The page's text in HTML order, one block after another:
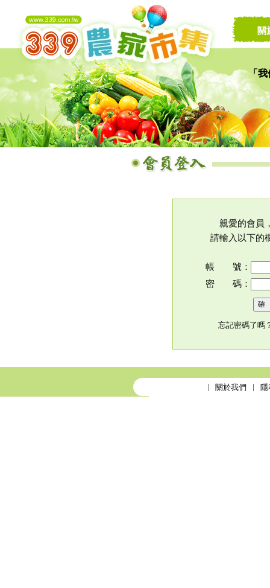
「我
讓
關
親愛的會員
請輸入以下的
帳 號：
密 碼：
忘記密碼了嗎
關於我們